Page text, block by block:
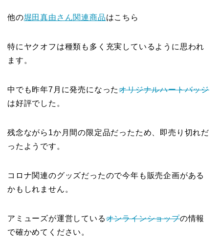
他の堀田真由さん関連商品はこちら
特にヤクオフは種類も多く充実しているように思われ
ます。
中でも昨年7月に発売になったオリジナルハートバッジ
は好評でした。
残念ながら1か月間の限定品だったため、即売り切れだ
ったようです。
コロナ関連のグッズだったので今年も販売企画がある
かもしれません。
アミューズが運営しているオンラインショップの情報
で確かめてください。